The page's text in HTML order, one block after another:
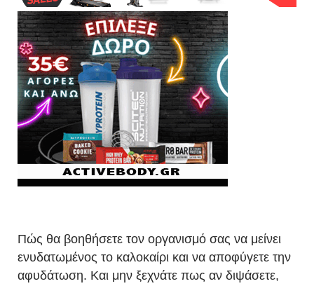
Πώς θα βοηθήσετε τον οργανισμό σας να μείνει
ενυδατωμένος το καλοκαίρι και να αποφύγετε την
αφυδάτωση. Και μην ξεχνάτε πως αν διψάσετε,